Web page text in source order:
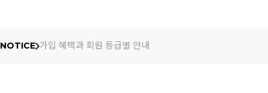
NOTICE 가입 혜택과 회원 등급별 안내